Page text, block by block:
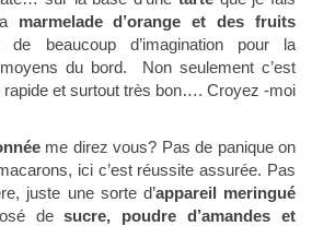
marmelade d’orange et des fruits
de beaucoup d’imagination pour la
du bord. Non seulement c’est
rapide et surtout très bon…. Croyez -moi
me direz vous? Pas de panique on
ici c’est réussite assurée. Pas
juste une sorte d’appareil meringué
desucre, poudre d’amandes et